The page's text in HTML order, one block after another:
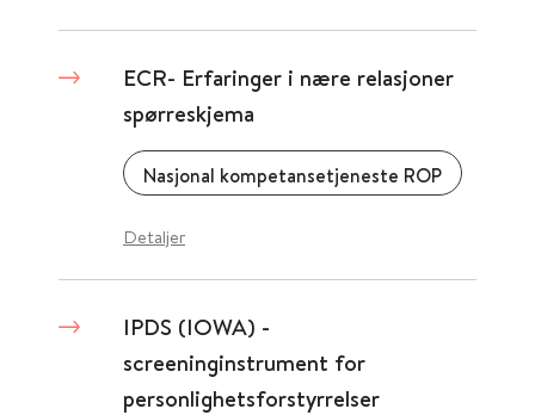
ECR- Erfaringer i nære relasjoner
spørreskjema
Nasjonal kompetansetjeneste ROP
Detaljer
IPDS (IOWA) -
screeninginstrument for
personlighetsforstyrrelser